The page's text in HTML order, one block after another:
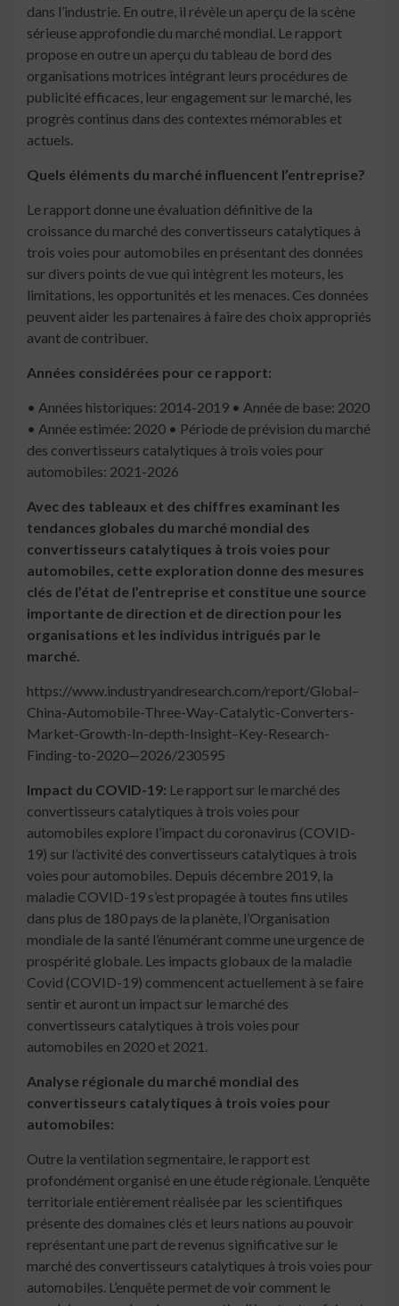
dans l’industrie. En outre, il révèle un aperçu de la scène
sérieuse approfondie du marché mondial. Le rapport
propose en outre un aperçu du tableau de bord des
organisations motrices intégrant leurs procédures de
publicité efficaces, leur engagement sur le marché, les
progrès continus dans des contextes mémorables et
actuels.
Quels éléments du marché influencent l’entreprise?
Le rapport donne une évaluation définitive de la
croissance du marché des convertisseurs catalytiques à
trois voies pour automobiles en présentant des données
sur divers points de vue qui intègrent les moteurs, les
limitations, les opportunités et les menaces. Ces données
peuvent aider les partenaires à faire des choix appropriés
avant de contribuer.
Années considérées pour ce rapport:
• Années historiques: 2014-2019 • Année de base: 2020
• Année estimée: 2020 • Période de prévision du marché
des convertisseurs catalytiques à trois voies pour
automobiles: 2021-2026
Avec des tableaux et des chiffres examinant les
tendances globales du marché mondial des
convertisseurs catalytiques à trois voies pour
automobiles, cette exploration donne des mesures
clés de l’état de l’entreprise et constitue une source
importante de direction et de direction pour les
organisations et les individus intrigués par le
marché.
https://www.industryandresearch.com/report/Global–
China-Automobile-Three-Way-Catalytic-Converters-
Market-Growth-In-depth-Insight–Key-Research-
Finding-to-2020—2026/230595
Impact du COVID-19: Le rapport sur le marché des
convertisseurs catalytiques à trois voies pour
automobiles explore l’impact du coronavirus (COVID-
19) sur l’activité des convertisseurs catalytiques à trois
voies pour automobiles. Depuis décembre 2019, la
maladie COVID-19 s’est propagée à toutes fins utiles
dans plus de 180 pays de la planète, l’Organisation
mondiale de la santé l’énumérant comme une urgence de
prospérité globale. Les impacts globaux de la maladie
Covid (COVID-19) commencent actuellement à se faire
sentir et auront un impact sur le marché des
convertisseurs catalytiques à trois voies pour
automobiles en 2020 et 2021.
Analyse régionale du marché mondial des
convertisseurs catalytiques à trois voies pour
automobiles:
Outre la ventilation segmentaire, le rapport est
profondément organisé en une étude régionale. L’enquête
territoriale entièrement réalisée par les scientifiques
présente des domaines clés et leurs nations au pouvoir
représentant une part de revenus significative sur le
marché des convertisseurs catalytiques à trois voies pour
automobiles. L’enquête permet de voir comment le